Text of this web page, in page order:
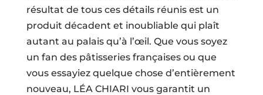
résultat de tous ces détails réunis est un
produit décadent et inoubliable qui plaît
autant au palais qu’à l’œil. Que vous soyez
un fan des pâtisseries françaises ou que
vous essayiez quelque chose d’entièrement
nouveau, LÉA CHIARI vous garantit un